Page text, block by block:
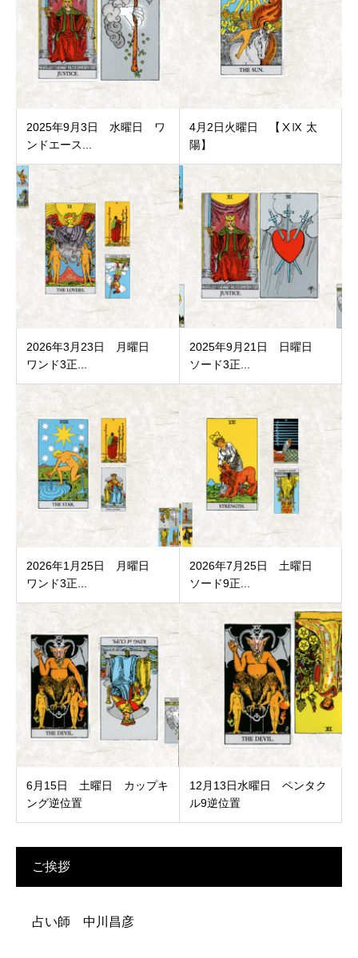
2025年9月3日 水曜日 ワ
ンドエース...
4月2日火曜日 【ⅩⅨ 太
陽】
2026年3月23日 月曜日
ワンド3正...
2025年9月21日 日曜日
ソード3正...
2026年1月25日 月曜日
ワンド3正...
2026年7月25日 土曜日
ソード9正...
6月15日 土曜日 カップキ
ング逆位置
12月13日水曜日 ペンタク
ル9逆位置
ご挨拶
占い師 中川昌彦